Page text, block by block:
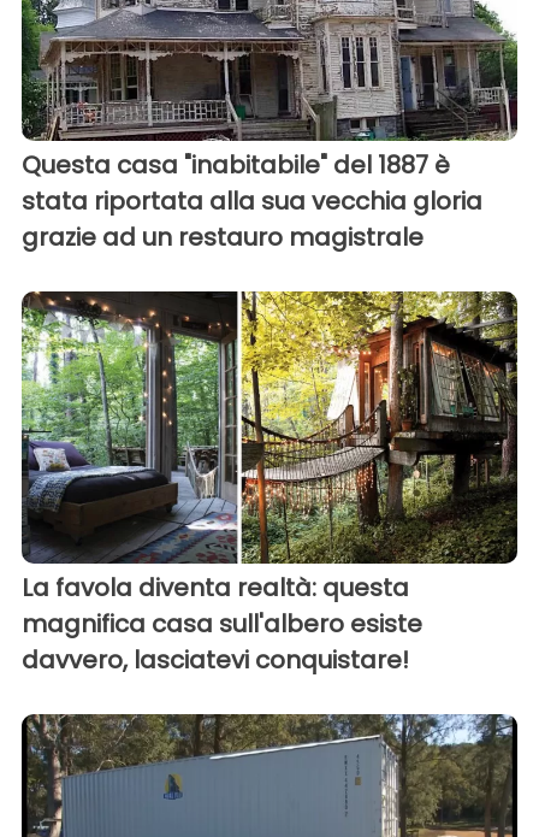
Questa casa "inabitabile" del 1887 è
stata riportata alla sua vecchia gloria
grazie ad un restauro magistrale
La favola diventa realtà: questa
magnifica casa sull'albero esiste
davvero, lasciatevi conquistare!